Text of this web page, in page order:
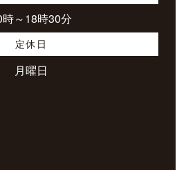
時～18時30分
定休日
月曜日